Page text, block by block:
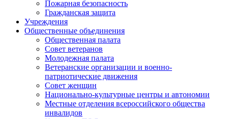
Пожарная безопасность
Гражданская защита
Учреждения
Общественные объединения
Общественная палата
Совет ветеранов
Молодежная палата
Ветеранские организации и военно-
патриотические движения
Совет женщин
Национально-культурные центры и автономии
Местные отделения всероссийского общества
инвалидов